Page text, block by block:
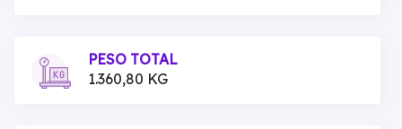
PESO TOTAL
1.360,80 KG